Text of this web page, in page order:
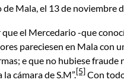
Mala, el 13 de noviembre
que el Mercedario -que
pareciesen en Mala con
e que no hubiese fraude
la cámara de S.M”.[5]Con